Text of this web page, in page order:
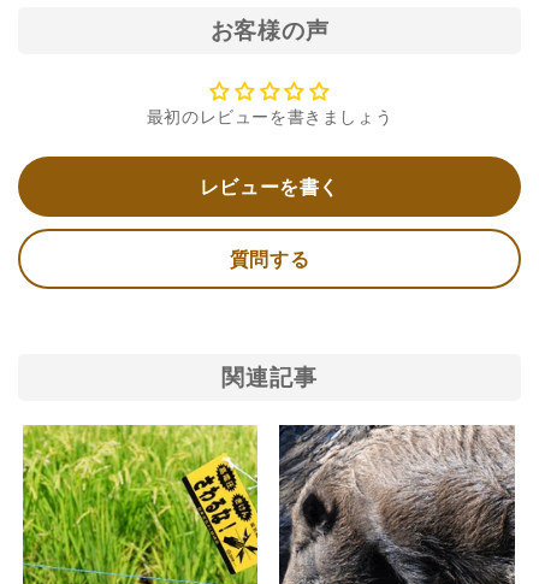
お客様の声
最初のレビューを書きましょう
レビューを書く
質問する
関連記事